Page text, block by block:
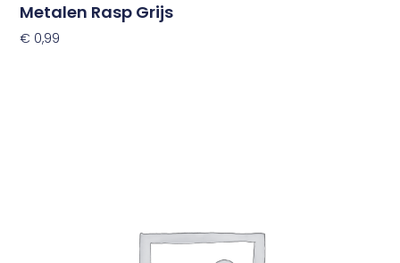
Metalen Rasp Grijs
€ 0,99